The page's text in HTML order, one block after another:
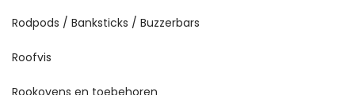
Rodpods / Banksticks / Buzzerbars
Roofvis